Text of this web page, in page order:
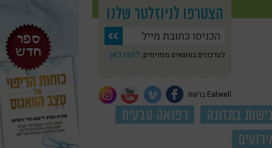
הצטרפו לניוזלטר שלנו
לעדכונים בנושאים מסוימים, לחצו כאן
Eatwell ברשת
גישות בתזונה
רפואה טבעית